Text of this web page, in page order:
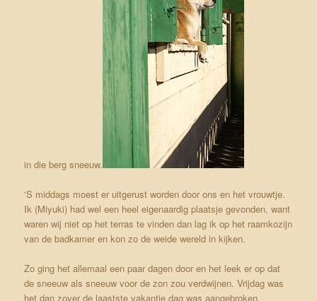
in die berg sneeuw.
‘S middags moest er uitgerust worden door ons en het vrouwtje.
Ik (Miyuki) had wel een heel eigenaardig plaatsje gevonden, want
waren wij niet op het terras te vinden dan lag ik op het raamkozijn
van de badkamer en kon zo de weide wereld in kijken.
Zo ging het allemaal een paar dagen door en het leek er op dat
de sneeuw als sneeuw voor de zon zou verdwijnen. Vrijdag was
het dan zover de laastste vakantie dag was aangebroken.